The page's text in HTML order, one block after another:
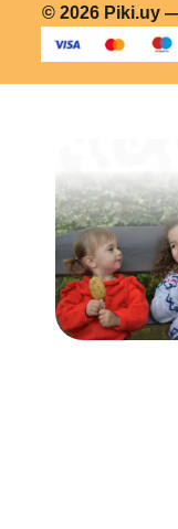
© 2026 Piki.uy